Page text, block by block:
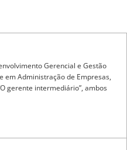
Gerencial e Gestão
em Administração de Empresas,
gerente intermediário”, ambos